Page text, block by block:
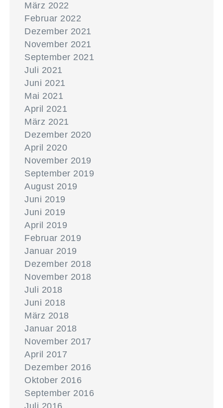
März 2022
Februar 2022
Dezember 2021
November 2021
September 2021
Juli 2021
Juni 2021
Mai 2021
April 2021
März 2021
Dezember 2020
April 2020
November 2019
September 2019
August 2019
Juni 2019
Juni 2019
April 2019
Februar 2019
Januar 2019
Dezember 2018
November 2018
Juli 2018
Juni 2018
März 2018
Januar 2018
November 2017
April 2017
Dezember 2016
Oktober 2016
September 2016
Juli 2016